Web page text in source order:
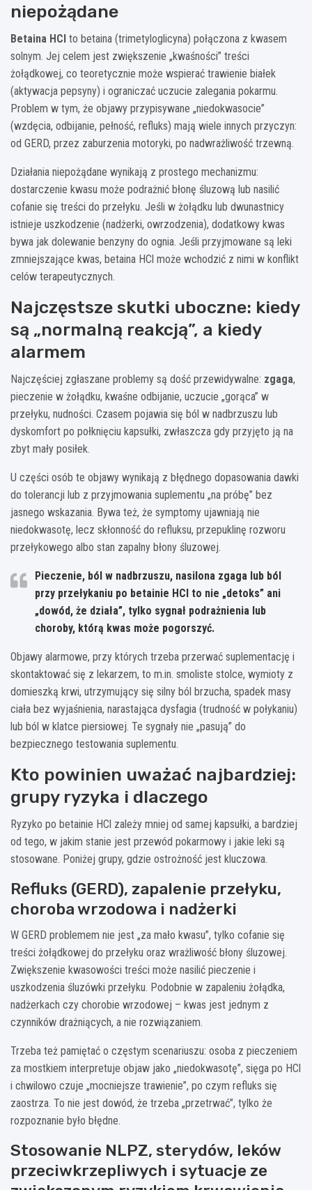
niepożądane
Betaina HCl to betaina (trimetyloglicyna) połączona z kwasem
solnym. Jej celem jest zwiększenie „kwaśności” treści
żołądkowej, co teoretycznie może wspierać trawienie białek
(aktywacja pepsyny) i ograniczać uczucie zalegania pokarmu.
Problem w tym, że objawy przypisywane „niedokwasocie”
(wzdęcia, odbijanie, pełność, refluks) mają wiele innych przyczyn:
od GERD, przez zaburzenia motoryki, po nadwrażliwość trzewną.
Działania niepożądane wynikają z prostego mechanizmu:
dostarczenie kwasu może podrażnić błonę śluzową lub nasilić
cofanie się treści do przełyku. Jeśli w żołądku lub dwunastnicy
istnieje uszkodzenie (nadżerki, owrzodzenia), dodatkowy kwas
bywa jak dolewanie benzyny do ognia. Jeśli przyjmowane są leki
zmniejszające kwas, betaina HCl może wchodzić z nimi w konflikt
celów terapeutycznych.
Najczęstsze skutki uboczne: kiedy
są „normalną reakcją”, a kiedy
alarmem
Najczęściej zgłaszane problemy są dość przewidywalne: zgaga,
pieczenie w żołądku, kwaśne odbijanie, uczucie „gorąca” w
przełyku, nudności. Czasem pojawia się ból w nadbrzuszu lub
dyskomfort po połknięciu kapsułki, zwłaszcza gdy przyjęto ją na
zbyt mały posiłek.
U części osób te objawy wynikają z błędnego dopasowania dawki
do tolerancji lub z przyjmowania suplementu „na próbę” bez
jasnego wskazania. Bywa też, że symptomy ujawniają nie
niedokwasotę, lecz skłonność do refluksu, przepuklinę rozworu
przełykowego albo stan zapalny błony śluzowej.
Pieczenie, ból w nadbrzuszu, nasilona zgaga lub ból
przy przełykaniu po betainie HCl to nie „detoks” ani
„dowód, że działa”, tylko sygnał podrażnienia lub
choroby, którą kwas może pogorszyć.
Objawy alarmowe, przy których trzeba przerwać suplementację i
skontaktować się z lekarzem, to m.in. smoliste stolce, wymioty z
domieszką krwi, utrzymujący się silny ból brzucha, spadek masy
ciała bez wyjaśnienia, narastająca dysfagia (trudność w połykaniu)
lub ból w klatce piersiowej. Te sygnały nie „pasują” do
bezpiecznego testowania suplementu.
Kto powinien uważać najbardziej:
grupy ryzyka i dlaczego
Ryzyko po betainie HCl zależy mniej od samej kapsułki, a bardziej
od tego, w jakim stanie jest przewód pokarmowy i jakie leki są
stosowane. Poniżej grupy, gdzie ostrożność jest kluczowa.
Refluks (GERD), zapalenie przełyku,
choroba wrzodowa i nadżerki
W GERD problemem nie jest „za mało kwasu”, tylko cofanie się
treści żołądkowej do przełyku oraz wrażliwość błony śluzowej.
Zwiększenie kwasowości treści może nasilić pieczenie i
uszkodzenia śluzówki przełyku. Podobnie w zapaleniu żołądka,
nadżerkach czy chorobie wrzodowej – kwas jest jednym z
czynników drażniących, a nie rozwiązaniem.
Trzeba też pamiętać o częstym scenariuszu: osoba z pieczeniem
za mostkiem interpretuje objaw jako „niedokwasotę”, sięga po HCl
i chwilowo czuje „mocniejsze trawienie”, po czym refluks się
zaostrza. To nie jest dowód, że trzeba „przetrwać”, tylko że
rozpoznanie było błędne.
Stosowanie NLPZ, sterydów, leków
przeciwkrzepliwych i sytuacje ze